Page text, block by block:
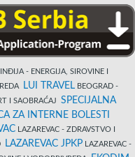
INĐIJA - ENERGIJA, SIROVINE I
LUI TRAVELBEOGRAD -
I SAOBRAĆAJ SPECIJALNA
ZA INTERNE BOLESTI
LAZAREVAC - ZDRAVSTVO I
LAZAREVAC JPKP LAZAREVAC -